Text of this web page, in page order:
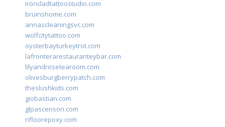
ironcladtattoostudio.com
bruinshome.com
annascleaningsvc.com
wolfcitytattoo.com
oysterbayturkeytrot.com
lafronterarestauranteybar.com
lilyandrosetearoom.com
olivesburgberrypatch.com
theslushkids.com
giobastian.com
glpascensori.com
rifloorepoxy.com